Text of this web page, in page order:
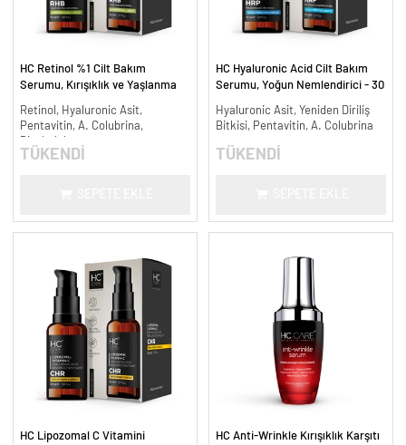
HC Retinol %1 Cilt Bakım
Serumu, Kırışıklık ve Yaşlanma
Retinol, Hyaluronic Asit,
Pentavitin, A. Colubrina,
Bisabolol
TÜKENDİ
HC Hyaluronic Acid Cilt Bakım
Serumu, Yoğun Nemlendirici - 30
Hyaluronic Asit, Yeniden Diriliş
Bitkisi, Pentavitin, A. Colubrina
TÜKENDİ
HC Lipozomal C Vitamini
HC Anti-Wrinkle Kırışıklık Karşıtı